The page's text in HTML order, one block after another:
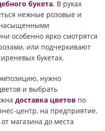
букета. В руках
нежные розовые и
насыщенными
особенно ярко смотрятся
или подчеркивают
букетах.
нужно
и выбрать
доставка цветов по
центр, на предприятие.
магазина до места